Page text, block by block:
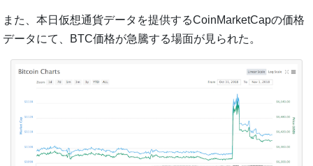
また、本日仮想通貨データを提供するCoinMarketCapの価格
データにて、BTC価格が急騰する場面が見られた。